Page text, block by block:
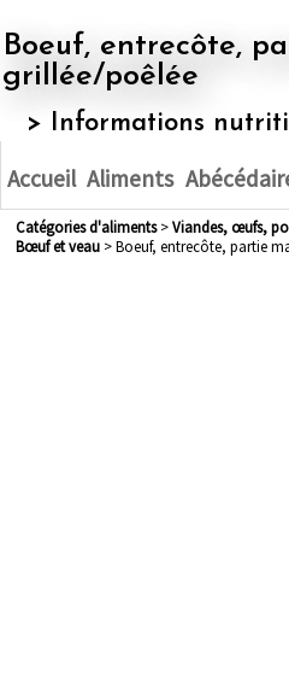
Boeuf, entrecôte, partie maigre,
grillée/poêlée
> Informations
Accueil Aliments
Catégories d'aliments> viandes, œufs,
bœuf et veau> Boeuf, entrecôte, partie